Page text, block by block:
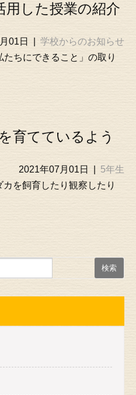
用した授業の紹介
01日
学校からのお知らせ
ちにできること」の取り
育てているよう
2021年07月01日
5年生
を飼育したり観察したり